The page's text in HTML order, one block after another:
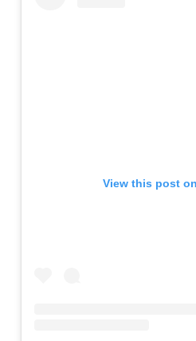
View this post